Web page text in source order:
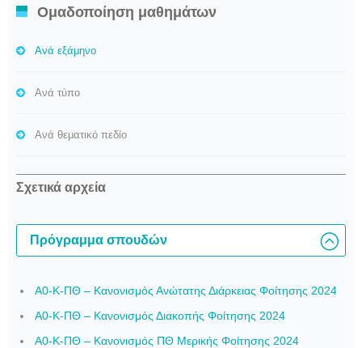
Ομαδοποίηση μαθημάτων
Ανά εξάμηνο
Ανά τύπο
Ανά θεματικό πεδίο
Σχετικά αρχεία
Πρόγραμμα σπουδών
Α0-Κ-ΠΘ – Κανονισμός Ανώτατης Διάρκειας Φοίτησης 2024
Α0-Κ-ΠΘ – Κανονισμός Διακοπής Φοίτησης 2024
Α0-Κ-ΠΘ – Κανονισμός ΠΘ Μερικής Φοίτησης 2024